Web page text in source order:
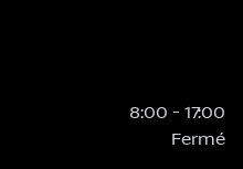
8:00 - 17:00
Fermé